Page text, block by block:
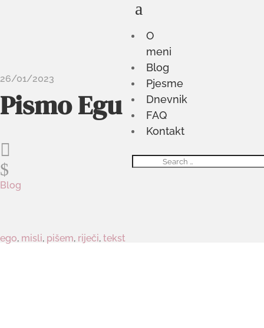
O
meni
Blog
Pjesme
Dnevnik
FAQ
Kontakt
a
26/01/2023
Pismo Egu

$
Blog
ego, misli, pišem, riječi, tekst